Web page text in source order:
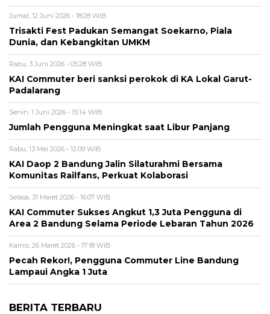
Jumat, 12 Juni 2026 - 18:28 WIB
Trisakti Fest Padukan Semangat Soekarno, Piala
Dunia, dan Kebangkitan UMKM
Rabu, 3 Juni 2026 - 05:28 WIB
KAI Commuter beri sanksi perokok di KA Lokal Garut-
Padalarang
Senin, 1 Juni 2026 - 15:14 WIB
Jumlah Pengguna Meningkat saat Libur Panjang
Rabu, 13 Mei 2026 - 12:09 WIB
KAI Daop 2 Bandung Jalin Silaturahmi Bersama
Komunitas Railfans, Perkuat Kolaborasi
Selasa, 31 Maret 2026 - 16:07 WIB
KAI Commuter Sukses Angkut 1,3 Juta Pengguna di
Area 2 Bandung Selama Periode Lebaran Tahun 2026
Kamis, 26 Maret 2026 - 17:18 WIB
Pecah Rekor!, Pengguna Commuter Line Bandung
Lampaui Angka 1 Juta
BERITA TERBARU